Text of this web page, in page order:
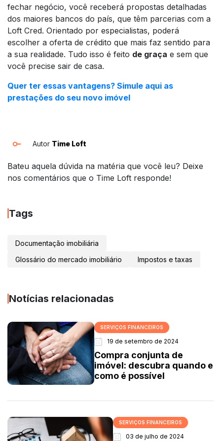
fechar negócio, você receberá propostas detalhadas
dos maiores bancos do país, que têm parcerias com a
Loft Cred. Orientado por especialistas, poderá
escolher a oferta de crédito que mais faz sentido para
a sua realidade. Tudo isso é feito de graça e sem que
você precise sair de casa.
Quer ter essas vantagens? Simule aqui as
prestações do seu novo imóvel
Autor Time Loft
Bateu aquela dúvida na matéria que você leu? Deixe
nos comentários que o Time Loft responde!
Tags
Documentação imobiliária
Glossário do mercado imobiliário
Impostos e taxas
Notícias relacionadas
SERVIÇOS FINANCEIROS
19 de setembro de 2024
Compra conjunta de
imóvel: descubra quando e
como é possível
SERVIÇOS FINANCEIROS
03 de julho de 2024